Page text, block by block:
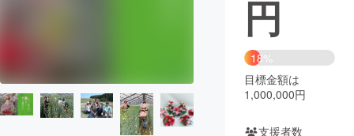
CAMPFIRE Creation
コミュニティ
円
18%
目標金額は
1,000,000円
支援者数